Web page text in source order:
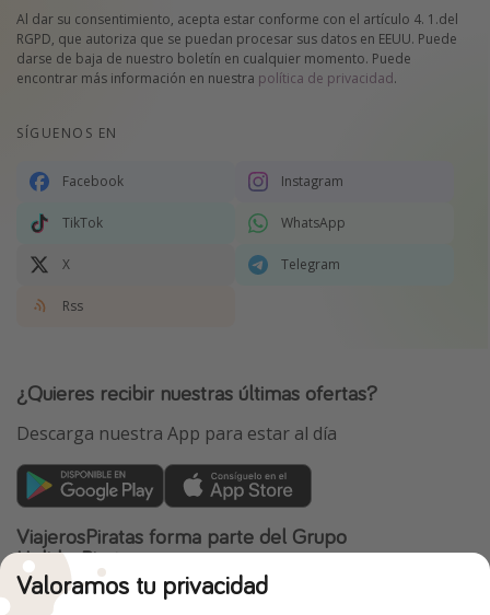
Al dar su consentimiento, acepta estar conforme con el artículo 4. 1.del
RGPD, que autoriza que se puedan procesar sus datos en EEUU. Puede
darse de baja de nuestro boletín en cualquier momento. Puede
encontrar más información en nuestra política de privacidad.
SÍGUENOS EN
Facebook Instagram
TikTok WhatsApp
X Telegram
Rss
¿Quieres recibir nuestras últimas ofertas?
Descarga nuestra App para estar al día
ViajerosPiratas forma parte del Grupo
HolidayPirates
Nuestros mercados
Valoramos tu privacidad